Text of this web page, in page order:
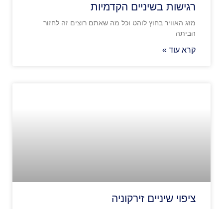
רגישות בשיניים הקדמיות
מזג האוויר בחוץ לוהט וכל מה שאתם רוצים זה לחזור
הביתה
קרא עוד »
ציפוי שיניים זירקוניה